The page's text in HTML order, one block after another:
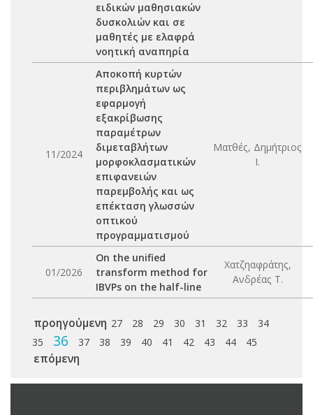
ειδικών μαθησιακών
δυσκολιών και σε
μαθητές με ελαφρά
νοητική αναπηρία
11/2024
Αποκοπή κυρτών
περιβλημάτων ως
εφαρμογή
εξακρίβωσης
παραμέτρων
διμεταβλήτων
μορφοκλασματικών
επιφανειών
παρεμβολής και ως
επέκταση γλωσσών
οπτικού
προγραμματισμού
Ματθές, Δημήτριος
Ι.
01/2026
On the unified
transform method for
IBVPs on the half-line
Χατζηαφράτης,
Ανδρέας Τ.
προηγούμενη 27 28 29 30 31 32 33
34
35
36 37 38 39 40 41 42 43 44 45
επόμενη